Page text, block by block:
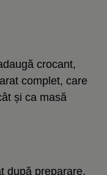
crocant,
complet, care
și ca masă
după preparare.